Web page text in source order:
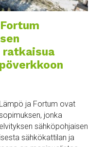
ratkaisua
ja Fortum ovat
jonka
sähköpohjaisen
sähkökattilan ja